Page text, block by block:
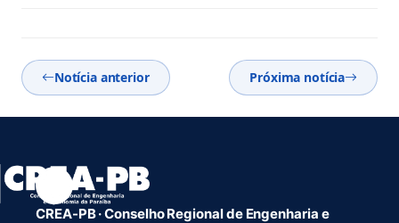
Notícia anterior Próxima notícia
CREA-PB · Conselho Regional de Engenharia e